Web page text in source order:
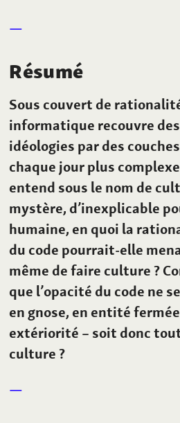
Résumé
Sous couvert de
informatique recouvre
idéologies par des
chaque jour plus
entend sous le nom de
mystère, d’inexplicable
humaine, en quoi la
du code pourrait-elle
même de faire culture ?
que l’opacité du code ne
en gnose, en entité
extériorité – soit donc
culture ?